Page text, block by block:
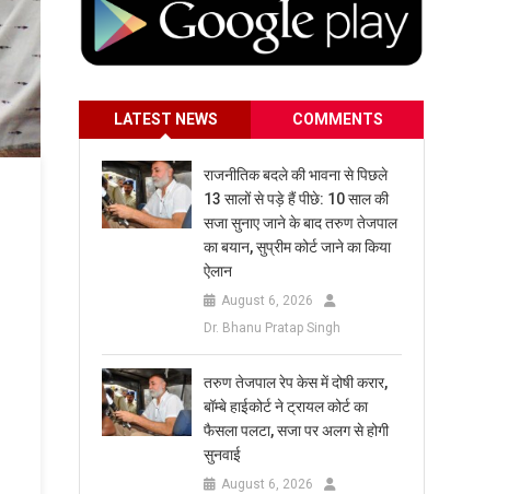
LATEST NEWS COMMENTS
राजनीतिक बदले की भावना से पिछले
13 सालों से पड़े हैं पीछे: 10 साल की
सजा सुनाए जाने के बाद तरुण तेजपाल
का बयान, सुप्रीम कोर्ट जाने का किया
ऐलान
August 6, 2026
Dr. Bhanu Pratap Singh
तरुण तेजपाल रेप केस में दोषी करार,
बॉम्बे हाईकोर्ट ने ट्रायल कोर्ट का
फैसला पलटा, सजा पर अलग से होगी
सुनवाई
August 6, 2026